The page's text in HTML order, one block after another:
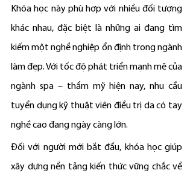
Khóa học này phù hợp với nhiều đối tượng
khác nhau, đặc biệt là những ai đang tìm
kiếm một nghề nghiệp ổn định trong ngành
làm đẹp. Với tốc độ phát triển mạnh mẽ của
ngành spa – thẩm mỹ hiện nay, nhu cầu
tuyển dụng kỹ thuật viên điều trị da có tay
nghề cao đang ngày càng lớn.
Đối với người mới bắt đầu, khóa học giúp
xây dựng nền tảng kiến thức vững chắc về